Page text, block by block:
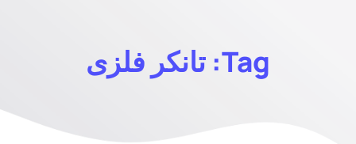
Tag: تانکر فلزی